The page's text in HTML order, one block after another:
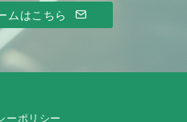
ムはこちら
ーポリシー